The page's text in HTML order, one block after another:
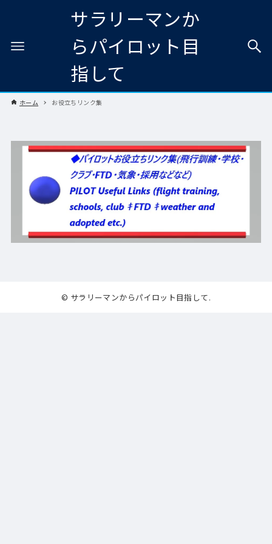
サラリーマンか
らパイロット目
指して
ホーム お役立ちリンク集
© サラリーマンからパイロット目指して.